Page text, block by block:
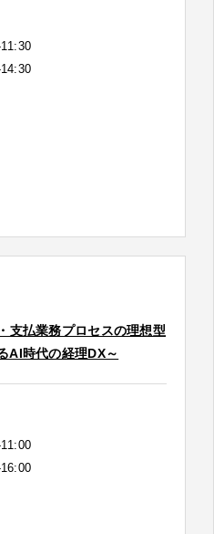
14:30
支払業務プロセスの理想型
AI時代の経理DX～